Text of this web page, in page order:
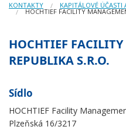
KONTAKTY KAPITÁLOVÉ ÚČASTI
HOCHTIEF FACILITY
HOCHTIEF
REPUBLIKA S.R.O.
Sídlo
HOCHTIEF Facility
Plzeňská 16/3217